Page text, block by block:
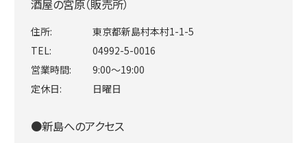
酒屋の宮原（販売所）
住所:
東京都新島村本村1-1-5
TEL:
04992-5-0016
営業時間:
9:00～19:00
定休日:
日曜日
●新島へのアクセス